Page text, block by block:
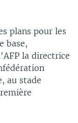
plans pour les
base,
la directrice
au stade